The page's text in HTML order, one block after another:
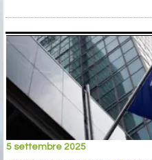
5 settembre 2025